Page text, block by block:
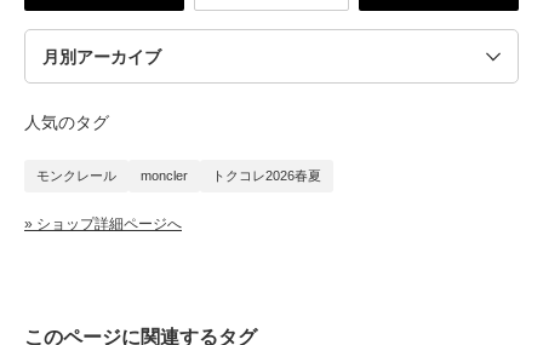
人気のタグ
モンクレール moncler トクコレ2026春夏
» ショップ詳細ページへ
このページに関連するタグ